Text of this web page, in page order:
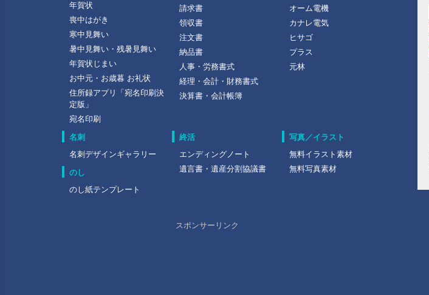
年賀状
喪中はがき
寒中見舞い
暑中見舞い・残暑見舞い
年賀状じまい
お中元・お歳暮 お礼状
住所録アプリ「宛名印刷決
定版」
宛名印刷
請求書
領収書
注文書
納品書
人事・労務書式
経理・会計・財務書式
決算書・会計帳簿
オーム電機
カナレ電気
ヒサゴ
プラス
元林
名刺
名刺デザインギャラリー
のし
のし紙テンプレート
終活
エンディングノート
遺言書・遺産分割協議書
写真／イラスト
無料イラスト素材
無料写真素材
スポンサーリンク